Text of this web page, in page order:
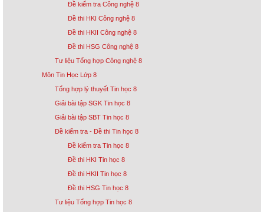
Đề kiểm tra Công nghệ 8
Đề thi HKI Công nghệ 8
Đề thi HKII Công nghệ 8
Đề thi HSG Công nghệ 8
Tư liệu Tổng hợp Công nghệ 8
Môn Tin Học Lớp 8
Tổng hợp lý thuyết Tin học 8
Giải bài tập SGK Tin học 8
Giải bài tập SBT Tin học 8
Đề kiểm tra - Đề thi Tin học 8
Đề kiểm tra Tin học 8
Đề thi HKI Tin học 8
Đề thi HKII Tin học 8
Đề thi HSG Tin học 8
Tư liệu Tổng hợp Tin học 8